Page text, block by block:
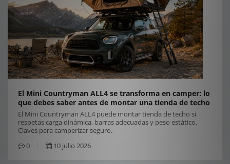
El Mini Countryman ALL4 se transforma en camper: lo
que debes saber antes de montar una tienda de techo
El Mini Countryman ALL4 puede montar tienda de techo si
respetas carga dinámica, barras adecuadas y peso estático.
Claves para camperizar seguro.
0
10 julio 2026